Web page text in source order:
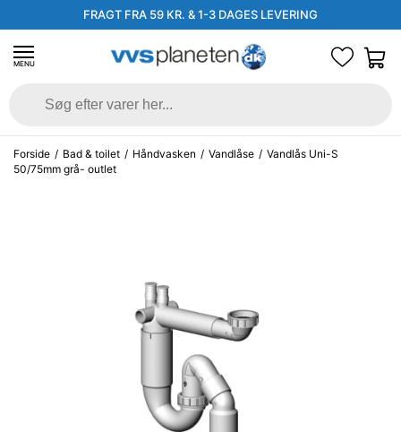
FRAGT FRA 59 KR. & 1-3 DAGES LEVERING
MENU
Forside / Bad & toilet / Håndvasken / Vandlåse / Vandlås Uni-S
50/75mm grå- outlet